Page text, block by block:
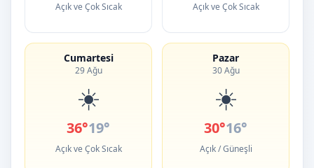
Açık ve Çok Sıcak Açık ve Çok Sıcak
Cumartesi
29 Ağu
☀️
36°19°
Açık ve Çok Sıcak
Pazar
30 Ağu
☀️
30°16°
Açık / Güneşli